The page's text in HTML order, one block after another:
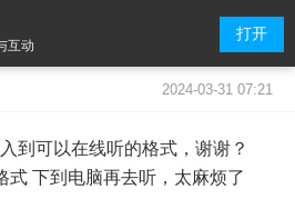
互动
打开
2024-03-31 07:21
到可以在线听的格式，谢谢？
式 下到电脑再去听，太麻烦了